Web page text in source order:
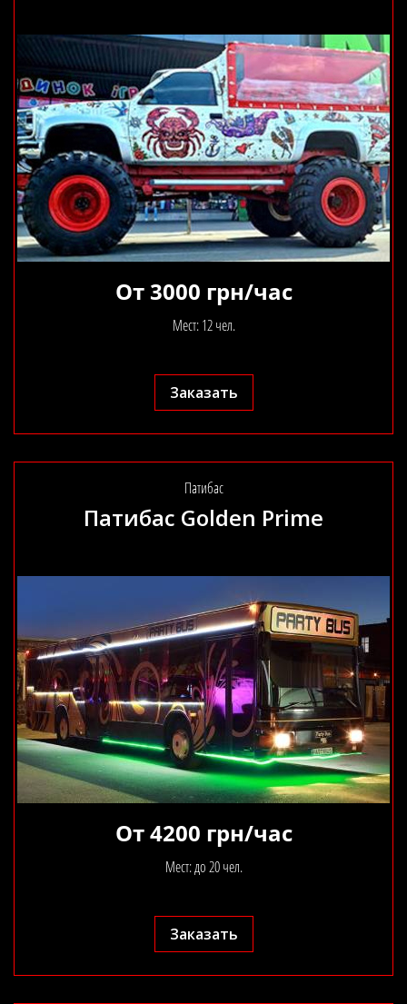
От 3000 грн/час
Мест: 12 чел.
Заказать
Патибас
Патибас Golden Prime
От 4200 грн/час
Мест: до 20 чел.
Заказать